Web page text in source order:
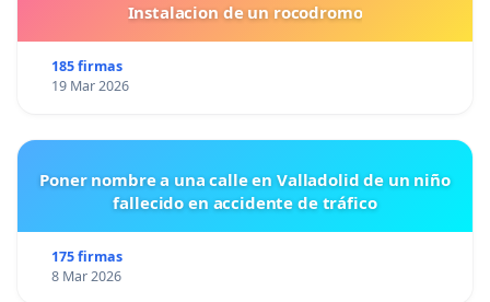
Instalacion de un rocodromo
185 firmas
19 Mar 2026
Poner nombre a una calle en Valladolid de un niño
fallecido en accidente de tráfico
175 firmas
8 Mar 2026